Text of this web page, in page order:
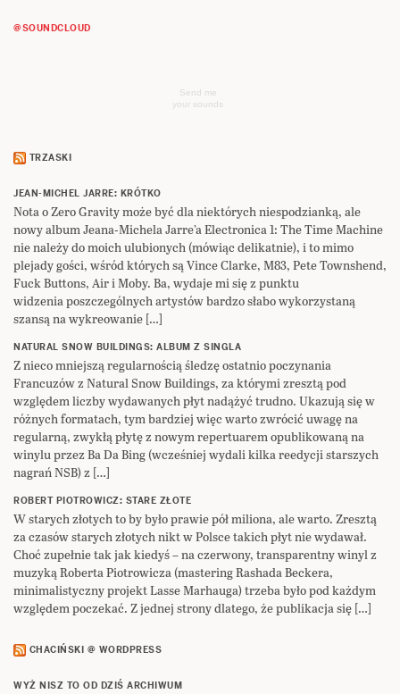
@SOUNDCLOUD
Send me
your sounds
TRZASKI
JEAN-MICHEL JARRE: KRÓTKO
Nota o Zero Gravity może być dla niektórych niespodzianką, ale
nowy album Jeana-Michela Jarre’a Electronica 1: The Time Machine
nie należy do moich ulubionych (mówiąc delikatnie), i to mimo
plejady gości, wśród których są Vince Clarke, M83, Pete Townshend,
Fuck Buttons, Air i Moby. Ba, wydaje mi się z punktu
widzenia poszczególnych artystów bardzo słabo wykorzystaną
szansą na wykreowanie […]
NATURAL SNOW BUILDINGS: ALBUM Z SINGLA
Z nieco mniejszą regularnością śledzę ostatnio poczynania
Francuzów z Natural Snow Buildings, za którymi zresztą pod
względem liczby wydawanych płyt nadążyć trudno. Ukazują się w
różnych formatach, tym bardziej więc warto zwrócić uwagę na
regularną, zwykłą płytę z nowym repertuarem opublikowaną na
winylu przez Ba Da Bing (wcześniej wydali kilka reedycji starszych
nagrań NSB) z […]
ROBERT PIOTROWICZ: STARE ZŁOTE
W starych złotych to by było prawie pół miliona, ale warto. Zresztą
za czasów starych złotych nikt w Polsce takich płyt nie wydawał.
Choć zupełnie tak jak kiedyś – na czerwony, transparentny winyl z
muzyką Roberta Piotrowicza (mastering Rashada Beckera,
minimalistyczny projekt Lasse Marhauga) trzeba było pod każdym
względem poczekać. Z jednej strony dlatego, że publikacja się […]
CHACIŃSKI @ WORDPRESS
WYŻ NISZ TO OD DZIŚ ARCHIWUM